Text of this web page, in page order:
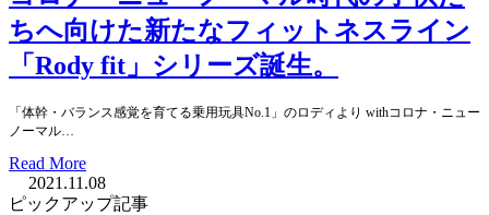
ちへ向けた新たなフィットネスライン
「Rody fit」シリーズ誕生。
「体幹・バランス感覚を育てる乗用玩具No.1」のロディより withコロナ・ニュー
ノーマル…
Read More
2021.11.08
ピックアップ記事